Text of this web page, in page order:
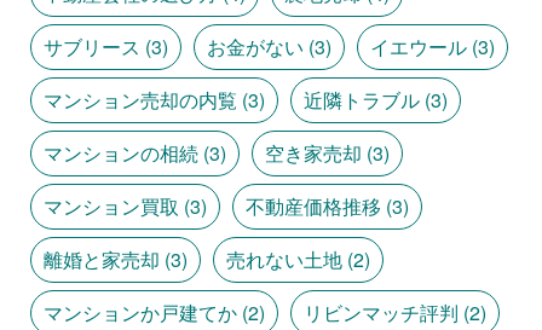
サブリース (3) お金がない (3) イエウール(3)
マンション売却の内覧 (3) 近隣トラブル(3)
マンションの相続(3) 空き家売却 (3)
マンション買取 (3) 不動産価格推移 (3)
離婚と家売却 (3) 売れない土地(2)
マンションか戸建てか(2) リビンマッチ評判 (2)